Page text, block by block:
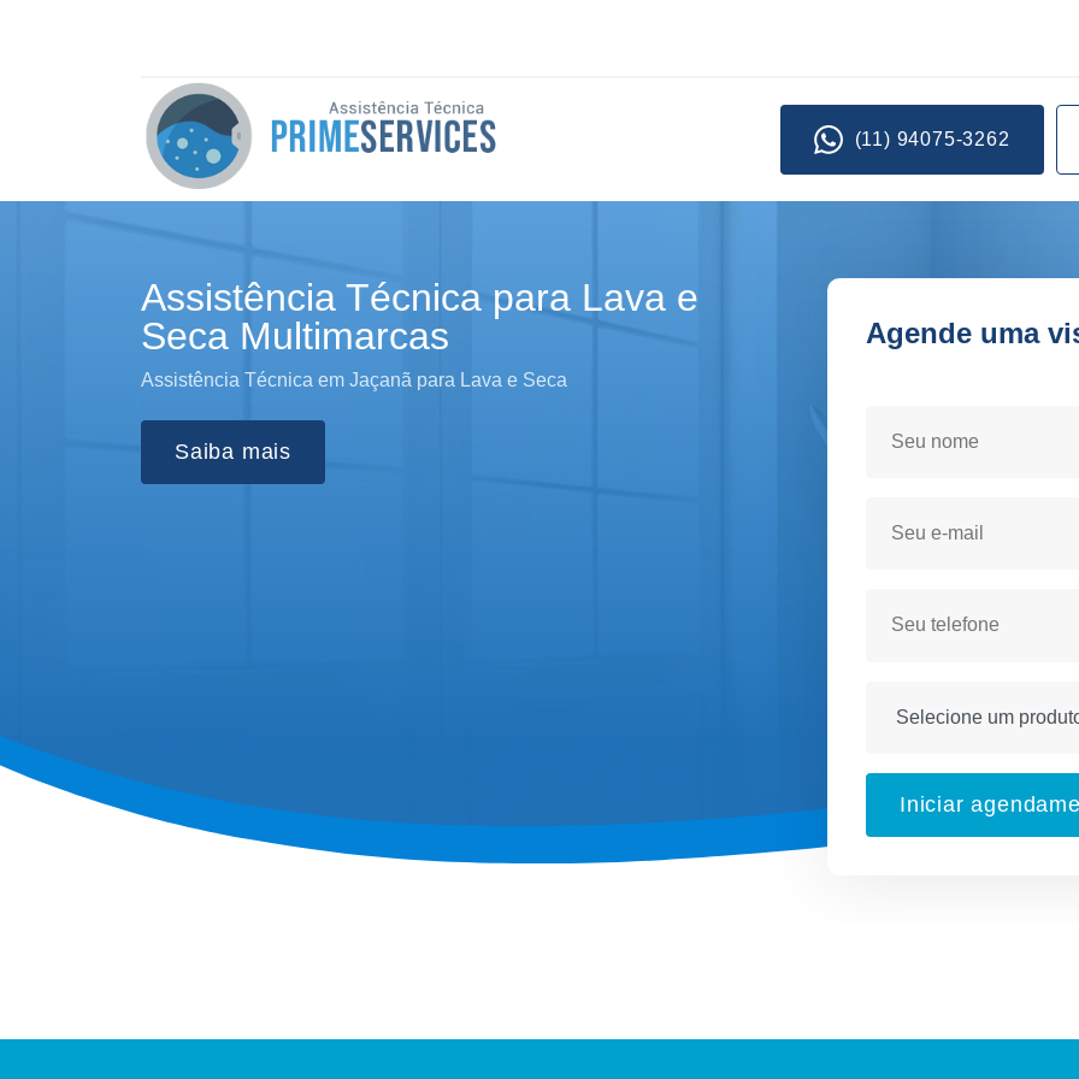
(11) 94075-3262
Assistência Técnica para Lava e
Seca Multimarcas
Assistência Técnica em Jaçanã para Lava e Seca
Saiba mais
Agende uma
Iniciar